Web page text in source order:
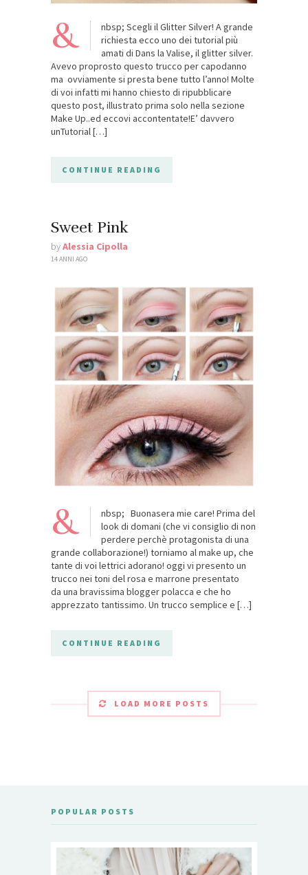
&
nbsp; Scegli il Glitter Silver! A grande
richiesta ecco uno dei tutorial più
amati di Dans la Valise, il glitter silver.
Avevo proprosto questo trucco per capodanno
ma ovviamente si presta bene tutto l’anno! Molte
di voi infatti mi hanno chiesto di ripubblicare
questo post, illustrato prima solo nella sezione
Make Up..ed eccovi accontentate!E’ davvero
unTutorial […]
CONTINUE READING
Sweet Pink
byAlessia Cipolla
14 ANNI AGO
&
nbsp; Buonasera mie care! Prima del
look di domani (che vi consiglio di non
perdere perchè protagonista di una
grande collaborazione!) torniamo al make up, che
tante di voi lettrici adorano! oggi vi presento un
trucco nei toni del rosa e marrone presentato
da una bravissima blogger polacca e che ho
apprezzato tantissimo. Un trucco semplice e […]
CONTINUE READING
LOAD MORE POSTS
POPULAR POSTS